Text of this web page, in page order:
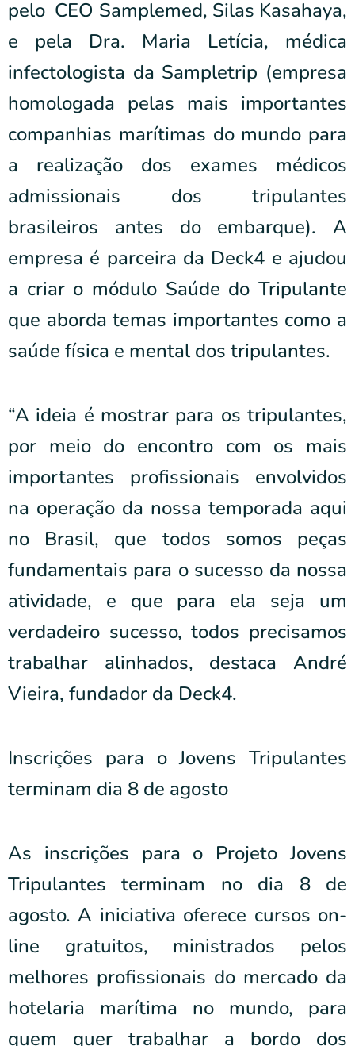
pelo CEO Samplemed, Silas Kasahaya,
e pela Dra. Maria Letícia, médica
infectologista da Sampletrip (empresa
homologada pelas mais importantes
companhias marítimas do mundo para
a realização dos exames médicos
admissionais dos tripulantes
brasileiros antes do embarque). A
empresa é parceira da Deck4 e ajudou
a criar o módulo Saúde do Tripulante
que aborda temas importantes como a
saúde física e mental dos tripulantes.
“A ideia é mostrar para os tripulantes,
por meio do encontro com os mais
importantes profissionais envolvidos
na operação da nossa temporada aqui
no Brasil, que todos somos peças
fundamentais para o sucesso da nossa
atividade, e que para ela seja um
verdadeiro sucesso, todos precisamos
trabalhar alinhados, destaca André
Vieira, fundador da Deck4.
Inscrições para o Jovens Tripulantes
terminam dia 8 de agosto
As inscrições para o Projeto Jovens
Tripulantes terminam no dia 8 de
agosto. A iniciativa oferece cursos on-
line gratuitos, ministrados pelos
melhores profissionais do mercado da
hotelaria marítima no mundo, para
quem quer trabalhar a bordo dos